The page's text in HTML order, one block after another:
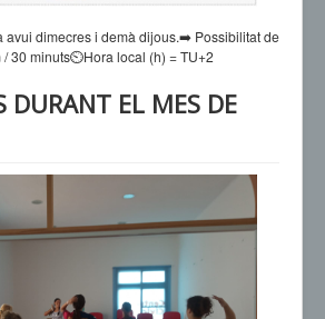
avui dimecres i demà dijous.➡️ Possibilitat de
30 minuts⏲️Hora local (h) = TU+2
DURANT EL MES DE